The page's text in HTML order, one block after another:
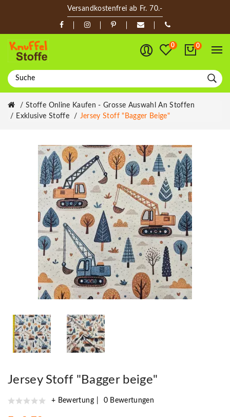
Versandkostenfrei ab Fr. 70.-
0 0
Stoffe Online Kaufen - Grosse Auswahl An Stoffen
Exklusive Stoffe
Jersey Stoff "Bagger Beige"
Jersey Stoff "Bagger beige"
+ Bewertung 0 Bewertungen